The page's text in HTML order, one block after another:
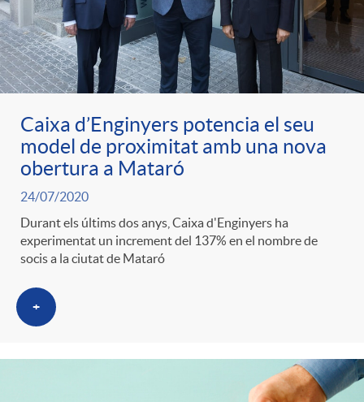
Caixa d’Enginyers potencia el seu
model de proximitat amb una nova
obertura a Mataró
24/07/2020
Durant els últims dos anys, Caixa d'Enginyers ha
experimentat un increment del 137% en el nombre de
socis a la ciutat de Mataró
+